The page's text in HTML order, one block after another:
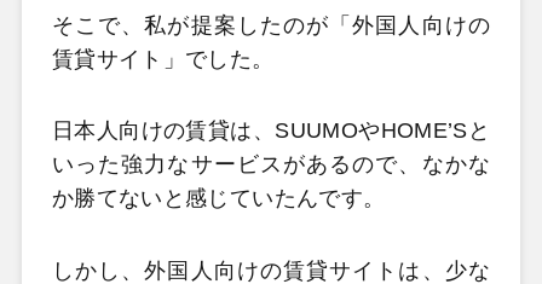
そこで、私が提案したのが「外国人向けの
賃貸サイト」でした。
日本人向けの賃貸は、SUUMOやHOME’Sと
いった強力なサービスがあるので、なかな
か勝てないと感じていたんです。
しかし、外国人向けの賃貸サイトは、少な